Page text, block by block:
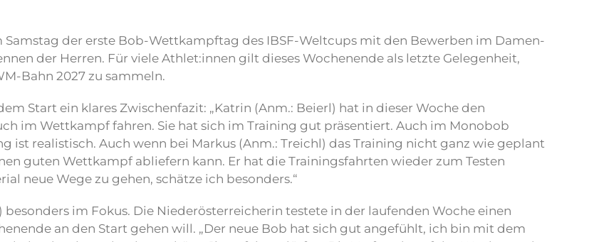
der erste Bob-Wettkampftag des IBSF-Weltcups mit den Bewerben im Damen-
der Herren. Für viele Athlet:innen gilt dieses Wochenende als letzte Gelegenheit,
Bahn 2027 zu sammeln.
Start ein klares Zwischenfazit: „Katrin (Anm.: Beierl) hat in dieser Woche den
im Wettkampf fahren. Sie hat sich im Training gut präsentiert. Auch im Monobob
ist realistisch. Auch wenn bei Markus (Anm.: Treichl) das Training nicht ganz wie geplant
guten Wettkampf abliefern kann. Er hat die Trainingsfahrten wieder zum Testen
neue Wege zu gehen, schätze ich besonders.“
im Fokus. Die Niederösterreicherin testete in der laufenden Woche einen
an den Start gehen will. „Der neue Bob hat sich gut angefühlt, ich bin mit dem